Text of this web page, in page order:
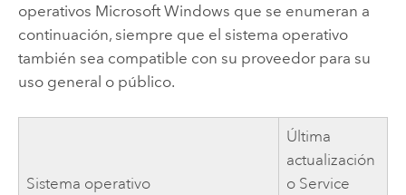
operativos Microsoft Windows que se enumeran a
continuación, siempre que el sistema operativo
también sea compatible con su proveedor para su
uso general o público.
Sistema operativo
Última
actualización
o Service